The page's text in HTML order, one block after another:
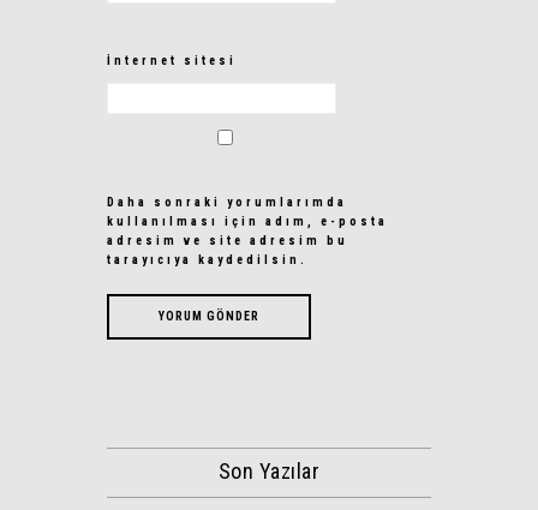
İnternet sitesi
Daha sonraki yorumlarımda
kullanılması için adım, e-posta
adresim ve site adresim bu
tarayıcıya kaydedilsin.
Son Yazılar